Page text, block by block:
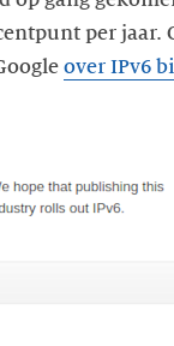
per
over IPv6